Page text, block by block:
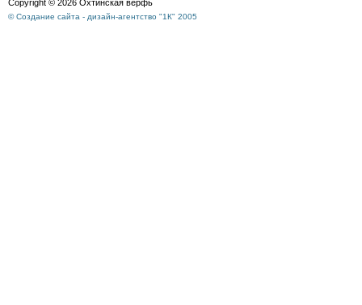
Copyright © 2026 Охтинская верфь
© Создание сайта - дизайн-агентство "1К" 2005